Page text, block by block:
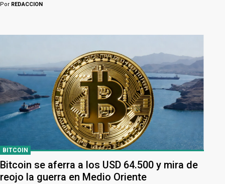
Por REDACCION
BITCOIN
Bitcoin se aferra a los USD 64.500 y mira de
reojo la guerra en Medio Oriente